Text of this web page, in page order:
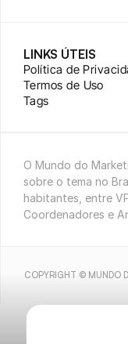
LINKS ÚTEIS
Política de
Termos de Uso
Tags
O Mundo do
sobre o tema no
habitantes, entre
Coordenadores e
COPYRIGHT © MUNDO